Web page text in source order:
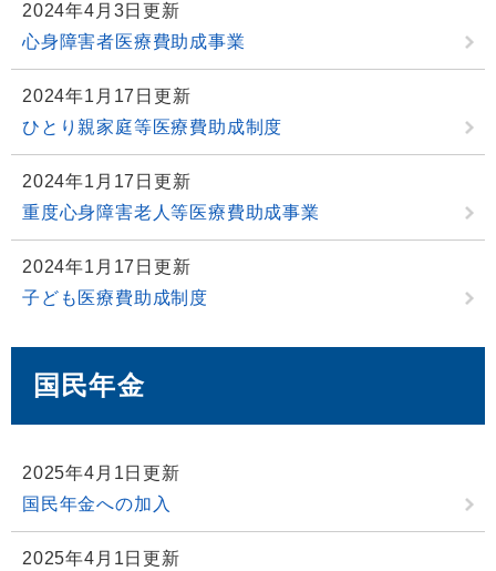
2024年4月3日更新
心身障害者医療費助成事業
2024年1月17日更新
ひとり親家庭等医療費助成制度
2024年1月17日更新
重度心身障害老人等医療費助成事業
2024年1月17日更新
子ども医療費助成制度
国民年金
2025年4月1日更新
国民年金への加入
2025年4月1日更新